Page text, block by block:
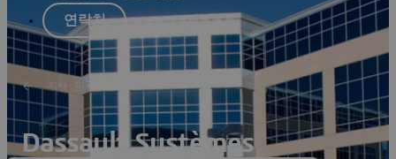
연락처
지사 - 미국
Dassault Systèmes